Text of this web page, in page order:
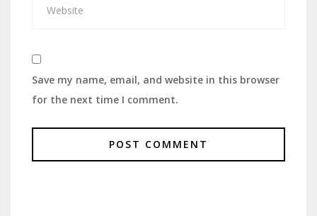
Save my name, email, and website in this browser
for the next time I comment.